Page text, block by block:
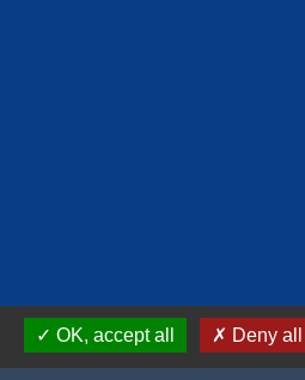
Gestion des cookies
OK, accept all Deny